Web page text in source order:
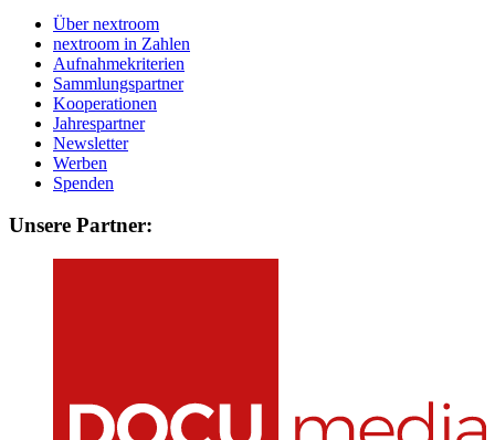
Über nextroom
nextroom in Zahlen
Aufnahmekriterien
Sammlungspartner
Kooperationen
Jahrespartner
Newsletter
Werben
Spenden
Unsere Partner: